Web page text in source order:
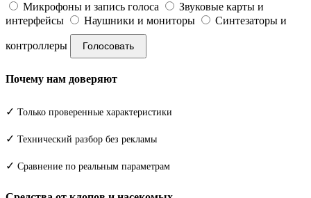
Микрофоны и запись голоса
Звуковые карты и
интерфейсы
Наушники и мониторы Синтезаторы и
контроллеры Голосовать
Почему нам доверяют
✓ Только проверенные характеристики
✓ Технический разбор без рекламы
✓ Сравнение по реальным параметрам